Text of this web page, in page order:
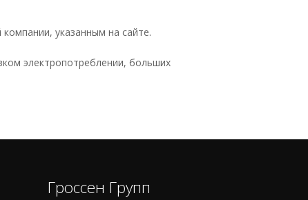
указанным на сайте.
электропотреблении, больших
Гроссен Групп